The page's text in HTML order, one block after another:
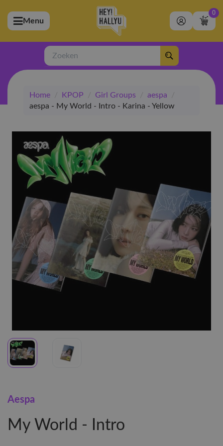
(Artiesten)
(Merchandise)
(Exclusive)
(Winkel)
Menu
0
Zoeken
Home / KPOP / Girl Groups / aespa
/
aespa - My World - Intro - Karina - Yellow
Aespa
My World - Intro